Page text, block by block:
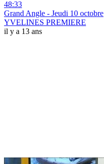
48:33
Grand Angle - Jeudi 10 octobre
YVELINES PREMIERE
il y a 13 ans